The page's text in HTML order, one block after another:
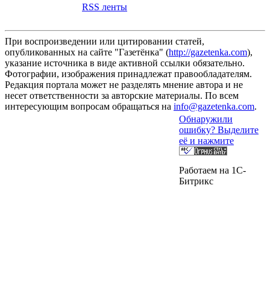
RSS ленты
При воспроизведении или цитировании статей,
опубликованных на сайте "Газетёнка" (http://gazetenka.com),
указание источника в виде активной ссылки обязательно.
Фотографии, изображения принадлежат правообладателям.
Редакция портала может не разделять мнение автора и не
несет ответственности за авторские материалы. По всем
интересующим вопросам обращаться на info@gazetenka.com.
Обнаружили
ошибку? Выделите
её и нажмите
Работаем на 1C-
Битрикс